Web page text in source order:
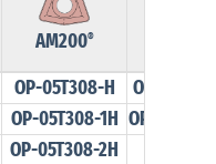
AM200®
OP-05T308-H
OP-
OP-05T308-1H OP-
OP-05T308-2H